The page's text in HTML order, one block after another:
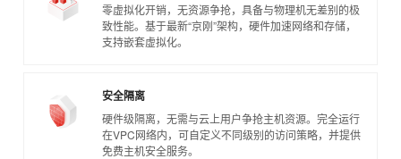
零虚拟化开销，无资源争抢，具备与物理机无差别的极
致性能。基于最新“京刚”架构，硬件加速网络和存储，
支持嵌套虚拟化。
安全隔离
硬件级隔离，无需与云上用户争抢主机资源。完全运行
在VPC网络内，可自定义不同级别的访问策略，并提供
免费主机安全服务。